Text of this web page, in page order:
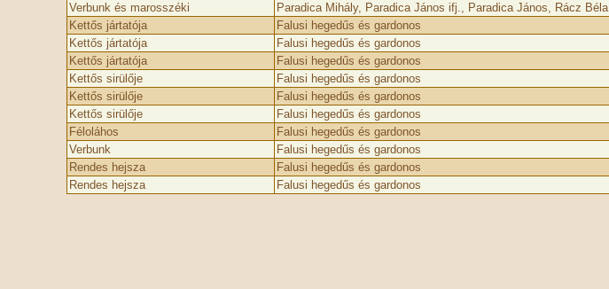
Verbunk és marosszéki
Paradica Mihály, Paradica János ifj., Paradica János, Rácz Béla
Kettős jártatója
Falusi hegedűs és gardonos
Kettős jártatója
Falusi hegedűs és gardonos
Kettős jártatója
Falusi hegedűs és gardonos
Kettős sirülője
Falusi hegedűs és gardonos
Kettős sirülője
Falusi hegedűs és gardonos
Kettős sirülője
Falusi hegedűs és gardonos
Féloláhos
Falusi hegedűs és gardonos
Verbunk
Falusi hegedűs és gardonos
Rendes hejsza
Falusi hegedűs és gardonos
Rendes hejsza
Falusi hegedűs és gardonos